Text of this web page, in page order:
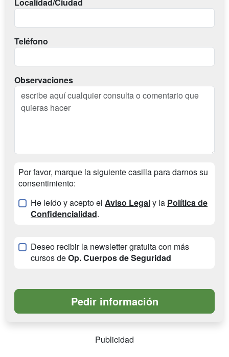
Teléfono
Observaciones
Por favor, marque la siguiente casilla para darnos su
consentimiento:
He leído y acepto el Aviso Legaly la Política de
Confidencialidad.
Deseo recibir la newsletter gratuita con más
cursos deOp. Cuerpos de Seguridad
Publicidad